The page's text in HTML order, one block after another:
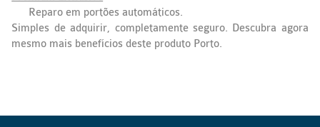
Reparo em portões automáticos.
Simples de adquirir, completamente seguro. Descubra agora
mesmo mais benefícios deste produto Porto.